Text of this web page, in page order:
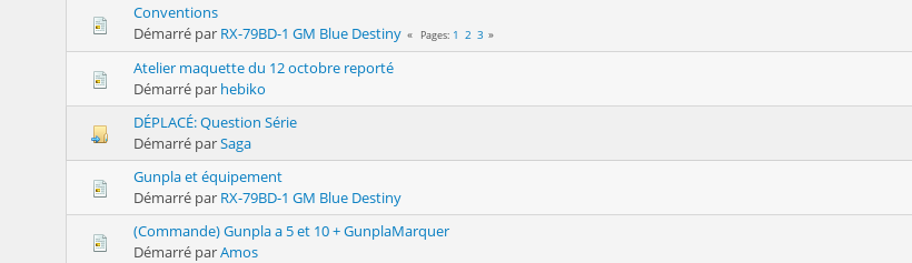
Conventions
Démarré par RX-79BD-1 GM Blue Destiny Pages 1 2 3
Atelier maquette du 12 octobre reporté
Démarré par hebiko
DÉPLACÉ: Question Série
Démarré parSaga
Gunpla et équipement
Démarré par RX-79BD-1 GM Blue Destiny
(Commande) Gunpla a 5 et 10 + GunplaMarquer
Démarré parAmos